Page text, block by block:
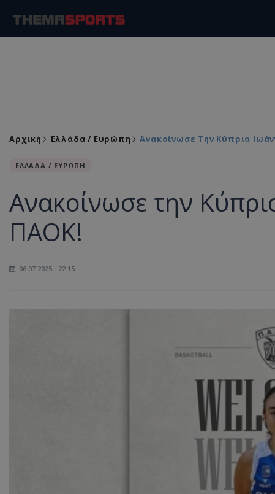
Αρχική Ελλάδα / Ευρώπη Ανακοίνωσε Την Κύπρια
ΕΛΛΑΔΑ / ΕΥΡΩΠΗ
Ανακοίνωσε την
ΠΑΟΚ!
06.07.2025 - 22:15